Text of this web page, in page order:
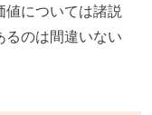
値については諸説
るのは間違いない